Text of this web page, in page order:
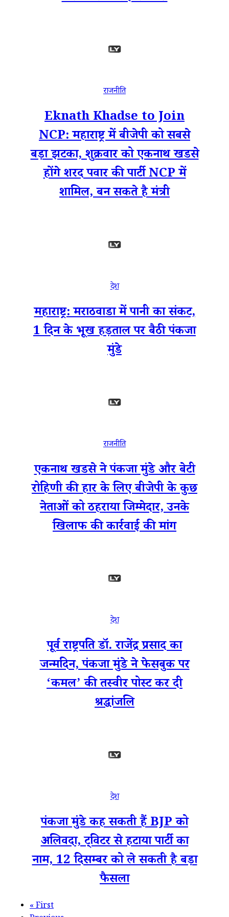
राजनीति
Eknath Khadse to Join
NCP: महाराष्ट्र में बीजेपी को सबसे
बड़ा झटका, शुक्रवार को एकनाथ खडसे
होंगे शरद पवार की पार्टी NCP में
शामिल, बन सकते है मंत्री
देश
महाराष्ट्र: मराठवाडा में पानी का संकट,
1 दिन के भूख हड़ताल पर बैठी पंकजा
मुंडे
राजनीति
एकनाथ खडसे ने पंकजा मुंडे और बेटी
रोहिणी की हार के लिए बीजेपी के कुछ
नेताओं को ठहराया जिम्मेदार, उनके
खिलाफ की कार्रवाई की मांग
देश
पूर्व राष्ट्रपति डॉ. राजेंद्र प्रसाद का
जन्मदिन, पंकजा मुंडे ने फेसबुक पर
‘कमल’ की तस्वीर पोस्ट कर दी
श्रद्धांजलि
देश
पंकजा मुंडे कह सकती हैं BJP को
अलिवदा, ट्विटर से हटाया पार्टी का
नाम, 12 दिसम्बर को ले सकती है बड़ा
फैसला
«First